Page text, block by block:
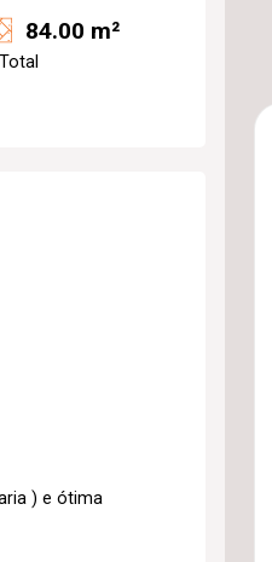
84.00 m²
) e ótima